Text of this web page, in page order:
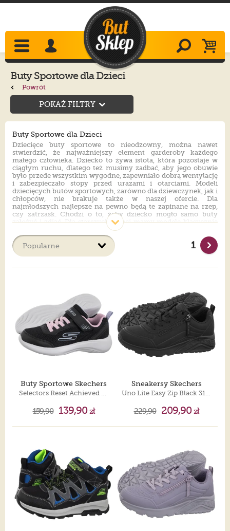
Buty Sportowe dla Dzieci
Powrót
POKAŻ FILTRY
Buty Sportowe dla Dzieci
Dziecięce buty sportowe to nieodzowny, można nawet
stwierdzić, że najważniejszy element garderoby każdego
małego człowieka. Dziecko to żywa istota, która pozostaje w
ciągłym ruchu, dlatego też musimy zadbać, aby jego obuwie
było przede wszystkim wygodne, zapewniało dobrą wentylację
i zabezpieczało stopy przed urazami i otarciami. Modeli
dziecięcych butów sportowych, zarówno dla dziewczynek, jak i
chłopców, nie brakuje także w naszej ofercie. Dla
najmłodszych najlepsze na pewno będą te zapinane na rzep,
czy zatrzask. Chodzi o to, żeby dziecko mogło samo buty
założyć i zdjąć. Dla starszych dzieci mamy modele klasycznie
wiązane, ze skóry naturalnej, ekologicznej i materiału
tekstylnego, w bogatej gamie kolorów. Niezależnie od wieku i
aktywności każde dziecko powinno mieć dopasowane i
wygodne buty sportowe. Pozostaje tylko dylemat, które
1
Buty Sportowe Skechers
Selectors Reset Achieved Black 303573L/BLK
159,90 139,90zł
Sneakersy Skechers
Uno Lite Easy Zip Black 310387L/BBK
229,90 209,90zł